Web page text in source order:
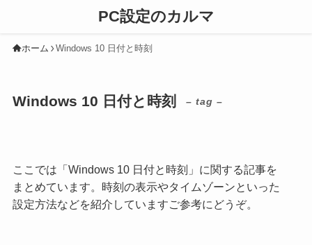
PC設定のカルマ
ホーム Windows 10 日付と時刻
Windows 10 日付と時刻 – tag –
ここでは「Windows 10 日付と時刻」に関する記事を
まとめています。時刻の表示やタイムゾーンといった
設定方法などを紹介していますご参考にどうぞ。